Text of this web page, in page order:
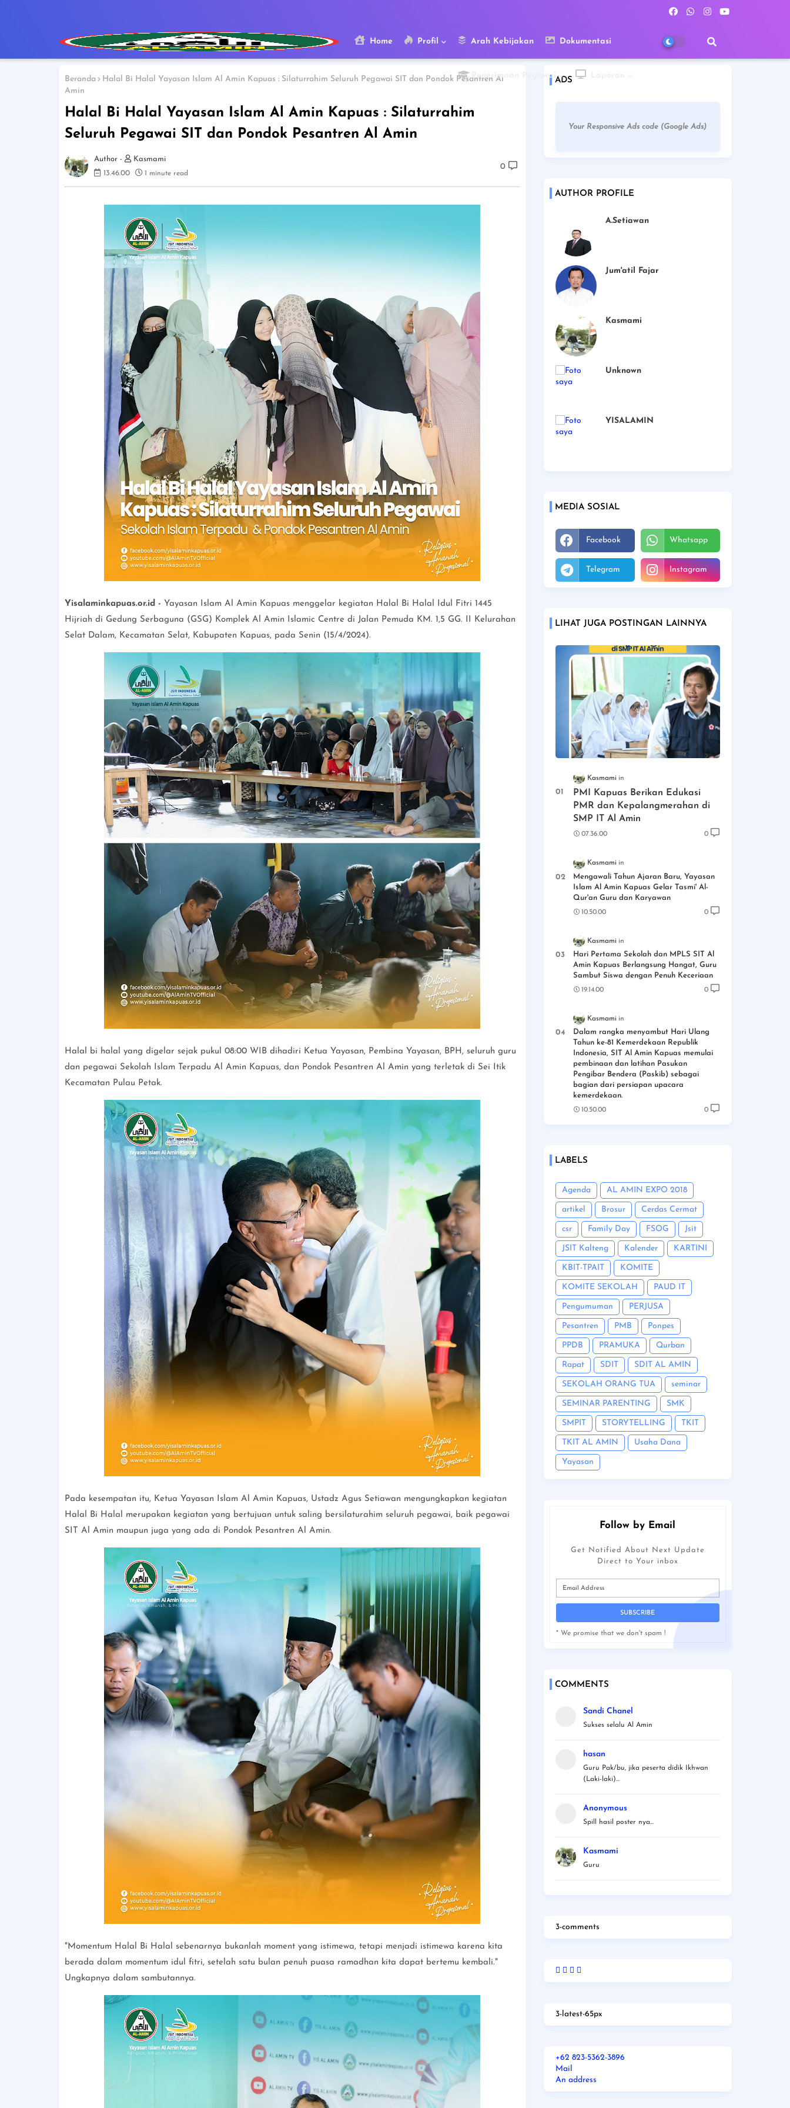
Home Profil Arah Kebijakan Dokumentasi
Penerimaan Pegawai
Beranda
Halal Bi Halal Yayasan Islam Al Amin Kapuas : Silaturrahim Seluruh Pegawai SIT dan Pondok Pesantren Al
Amin
Halal Bi Halal Yayasan Islam Al Amin Kapuas : Silaturrahim
Seluruh Pegawai SIT dan Pondok Pesantren Al Amin
Kasmami
13.46.00
1 minute read
0
Yisalaminkapuas.or.id - Yayasan Islam Al Amin Kapuas menggelar kegiatan Halal Bi Halal Idul Fitri 1445
Hijriah di Gedung Serbaguna (GSG) Komplek Al Amin Islamic Centre di Jalan Pemuda KM. 1,5 GG. II Kelurahan
Selat Dalam, Kecamatan Selat, Kabupaten Kapuas, pada Senin (15/4/2024).
Halal bi halal yang digelar sejak pukul 08:00 WIB dihadiri Ketua Yayasan, Pembina Yayasan, BPH, seluruh guru
dan pegawai Sekolah Islam Terpadu Al Amin Kapuas, dan Pondok Pesantren Al Amin yang terletak di Sei Itik
Kecamatan Pulau Petak.
Pada kesempatan itu, Ketua Yayasan Islam Al Amin Kapuas, Ustadz Agus Setiawan mengungkapkan kegiatan
Halal Bi Halal merupakan kegiatan yang bertujuan untuk saling bersilaturahim seluruh pegawai, baik pegawai
SIT Al Amin maupun juga yang ada di Pondok Pesantren Al Amin.
"Momentum Halal Bi Halal sebenarnya bukanlah moment yang istimewa, tetapi menjadi istimewa karena kita
berada dalam momentum idul fitri, setelah satu bulan penuh puasa ramadhan kita dapat bertemu kembali."
Ungkapnya dalam sambutannya.
ADS
Your Responsive Ads code (Google Ads)
AUTHOR PROFILE
A.Setiawan
Jum'atil Fajar
Kasmami
Unknown
YISALAMIN
MEDIA SOSIAL
Facebook Whatsapp
Telegram Instagram
LIHAT JUGA POSTINGAN LAINNYA
Kasmami
PMI Kapuas Berikan Edukasi
PMR dan Kepalangmerahan di
SMP IT Al Amin
07.36.00 0
Kasmami
Mengawali Tahun Ajaran Baru, Yayasan
Islam Al Amin Kapuas Gelar Tasmi' Al-
Qur'an Guru dan Karyawan
10.50.00 0
Kasmami
Hari Pertama Sekolah dan MPLS SIT Al
Amin Kapuas Berlangsung Hangat, Guru
Sambut Siswa dengan Penuh Keceriaan
19.14.00 0
Kasmami
Dalam rangka menyambut Hari Ulang
Tahun ke-81 Kemerdekaan Republik
Indonesia, SIT Al Amin Kapuas memulai
pembinaan dan latihan Pasukan
Pengibar Bendera (Paskib) sebagai
bagian dari persiapan upacara
kemerdekaan.
10.50.00 0
LABELS
Agenda AL AMIN EXPO 2018
artikel Brosur Cerdas Cermat
csr Family Day FSOG Jsit
JSIT Kalteng Kalender KARTINI
KBIT-TPAIT KOMITE
KOMITE SEKOLAH PAUD IT
Pengumuman PERJUSA
Pesantren PMB Ponpes
PPDB PRAMUKA Qurban
Rapat SDIT SDIT AL AMIN
SEKOLAH ORANG TUA seminar
SEMINAR PARENTING SMK
SMPIT STORYTELLING TKIT
TKIT AL AMIN Usaha Dana
Yayasan
Follow by Email
Get Notified About Next Update
Direct to Your inbox
* We promise that we don't spam !
COMMENTS
Sandi Chanel
Sukses selalu Al Amin
hasan
Guru Pak/bu, jika peserta didik Ikhwan
(Laki-laki)...
Anonymous
Spill hasil poster nya...
Kasmami
Guru
3-comments
3-latest-65px
+62 823-5362-3896
Mail
An address